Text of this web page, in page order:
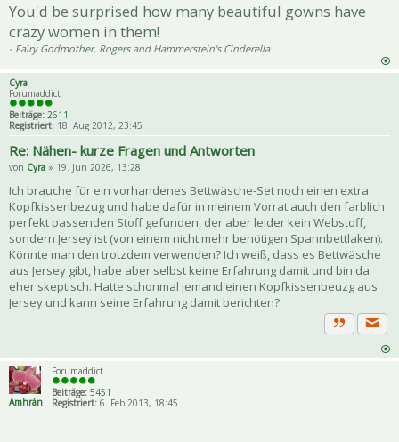
You'd be surprised how many beautiful gowns have
crazy women in them!
- Fairy Godmother, Rogers and Hammerstein's Cinderella
Cyra
Forumaddict
Beiträge: 2611
Registriert: 18. Aug 2012, 23:45
Re: Nähen- kurze Fragen und Antworten
von Cyra » 19. Jun 2026, 13:28
Ich brauche für ein vorhandenes Bettwäsche-Set noch einen extra
Kopfkissenbezug und habe dafür in meinem Vorrat auch den farblich
perfekt passenden Stoff gefunden, der aber leider kein Webstoff,
sondern Jersey ist (von einem nicht mehr benötigen Spannbettlaken).
Könnte man den trotzdem verwenden? Ich weiß, dass es Bettwäsche
aus Jersey gibt, habe aber selbst keine Erfahrung damit und bin da
eher skeptisch. Hatte schonmal jemand einen Kopfkissenbeuzg aus
Jersey und kann seine Erfahrung damit berichten?
Zitat
Amhrán
Forumaddict
Beiträge: 5451
Registriert: 6. Feb 2013, 18:45